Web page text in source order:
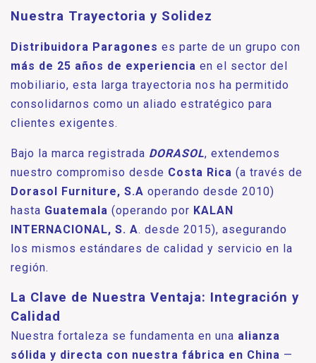
Nuestra Trayectoria y Solidez
Distribuidora Paragones es parte de un grupo con
más de 25 años de experiencia en el sector del
mobiliario, esta larga trayectoria nos ha permitido
consolidarnos como un aliado estratégico para
clientes exigentes.
Bajo la marca registrada DORASOL, extendemos
nuestro compromiso desde Costa Rica (a través de
Dorasol Furniture, S.A operando desde 2010)
hasta Guatemala (operando por KALAN
INTERNACIONAL, S. A. desde 2015), asegurando
los mismos estándares de calidad y servicio en la
región.
La Clave de Nuestra Ventaja: Integración y
Calidad
Nuestra fortaleza se fundamenta en una alianza
sólida y directa con nuestra fábrica en China —